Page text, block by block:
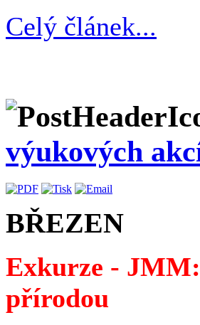
Celý článek...
výukových
BŘEZEN
Exkurze -
přírodou